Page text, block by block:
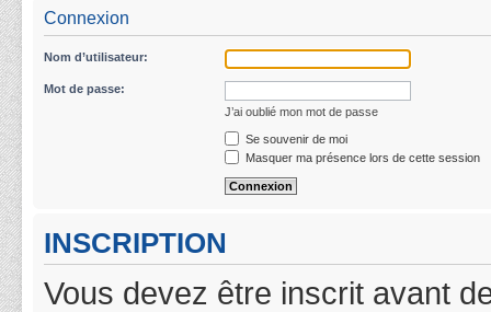
Connexion
Nom d’utilisateur:
Mot de passe:
J’ai oublié mon mot de passe
Se souvenir de moi
Masquer ma présence lors de cette session
INSCRIPTION
Vous devez être inscrit avant